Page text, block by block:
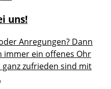
uns!
Anregungen? Dann
immer ein offenes Ohr
zufrieden sind mit